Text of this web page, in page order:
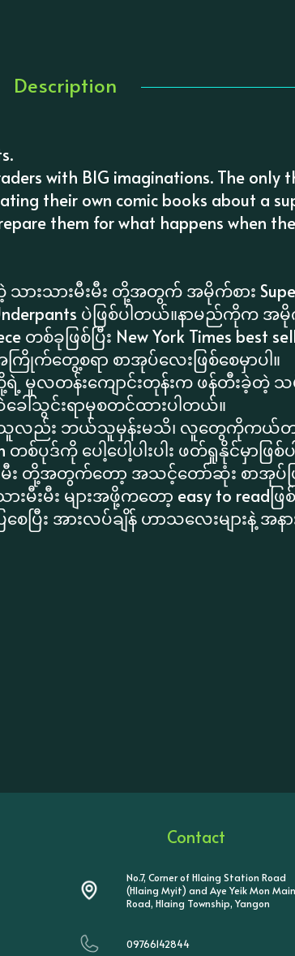
Description
with BIG imaginations. The only
their own comic books about a
them for what happens when
ားသားမီးမီး တို့အတွက် အမိုက်စား
ပဲဖြစ်ပါတယ်။နာမည်ကိုက အမို
တစ်ခုဖြစ်ပြီး New York Times best
ြိုက်တွေ့စရာ စာအုပ်လေးဖြစ်စေမှာပါ။
ရဲ့ မူလတန်းကျောင်းတုန်းက ဖန်တီးခဲ့တဲ့
ါ်သွင်းရာမှစတင်ထားပါတယ်။
သူလည်း ဘယ်သူမှန်းမသိ၊ လူတွေကိုကယ်တ
ပုဒ်ကို ပေါ့ပေါ့ပါးပါး ဖတ်ရှုနိုင်မှာဖြ
မီး တို့အတွက်တော့ အသင့်တော်ဆုံး စာအုပ်ဖ
မီး များအဖို့ကတော့ easy to readဖြ
ြီး အားလပ်ချိန် ဟာသလေးများနဲ့
Contact
No.7, Corner of Hlaing Station Road
(Hlaing Myit) and Aye Yeik Mon Main
Road, Hlaing Township, Yangon
09766142844